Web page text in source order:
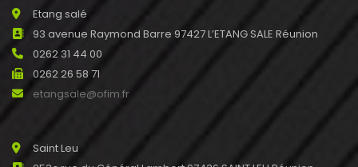
Etang salé
93 avenue Raymond Barre 97427 L’ETANG SALE Réunion
0262 31 44 00
0262 26 58 71
etangsale@ofim.fr
Saint Leu